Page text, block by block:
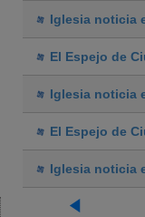
Iglesia noticia
El Espejo de
Iglesia noticia
El Espejo de
Iglesia noticia